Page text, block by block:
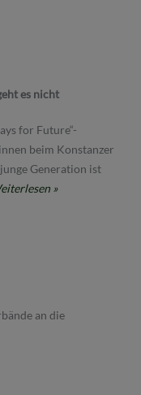
es nicht
for Future“-
beim Konstanzer
Generation ist
»
an die